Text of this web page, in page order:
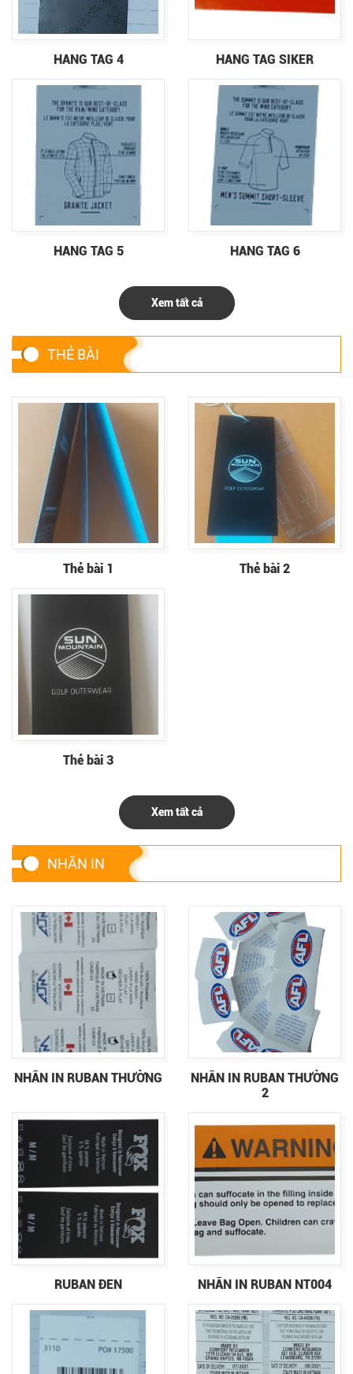
HANG TAG 4 HANG TAG SIKER
HANG TAG 5 HANG TAG 6
Xem tất cả
THẺ BÀI
Thẻ bài 1 Thẻ bài 2
Thẻ bài 3
Xem tất cả
NHÃN IN
NHÃN IN RUBAN THƯỜNG
NHÃN IN RUBAN THƯỜNG
2
RUBAN ĐEN NHÃN IN RUBAN NT004